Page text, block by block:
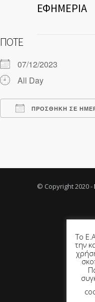
ΕΦΗΜΕΡΙΑ
ΠΌΤΕ
07/12/2023
All Day
ΠΡΟΣΘΉΚΗ ΣΕ
© Copyright 2020 -
Το
την